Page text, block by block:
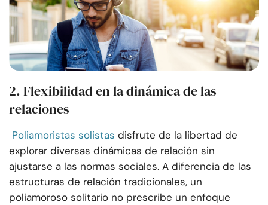
2. Flexibilidad en la dinámica de las
relaciones
Poliamoristas solistas disfrute de la libertad de
explorar diversas dinámicas de relación sin
ajustarse a las normas sociales. A diferencia de las
estructuras de relación tradicionales, un
poliamoroso solitario no prescribe un enfoque